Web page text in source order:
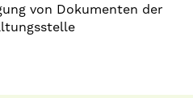
von Dokumenten der